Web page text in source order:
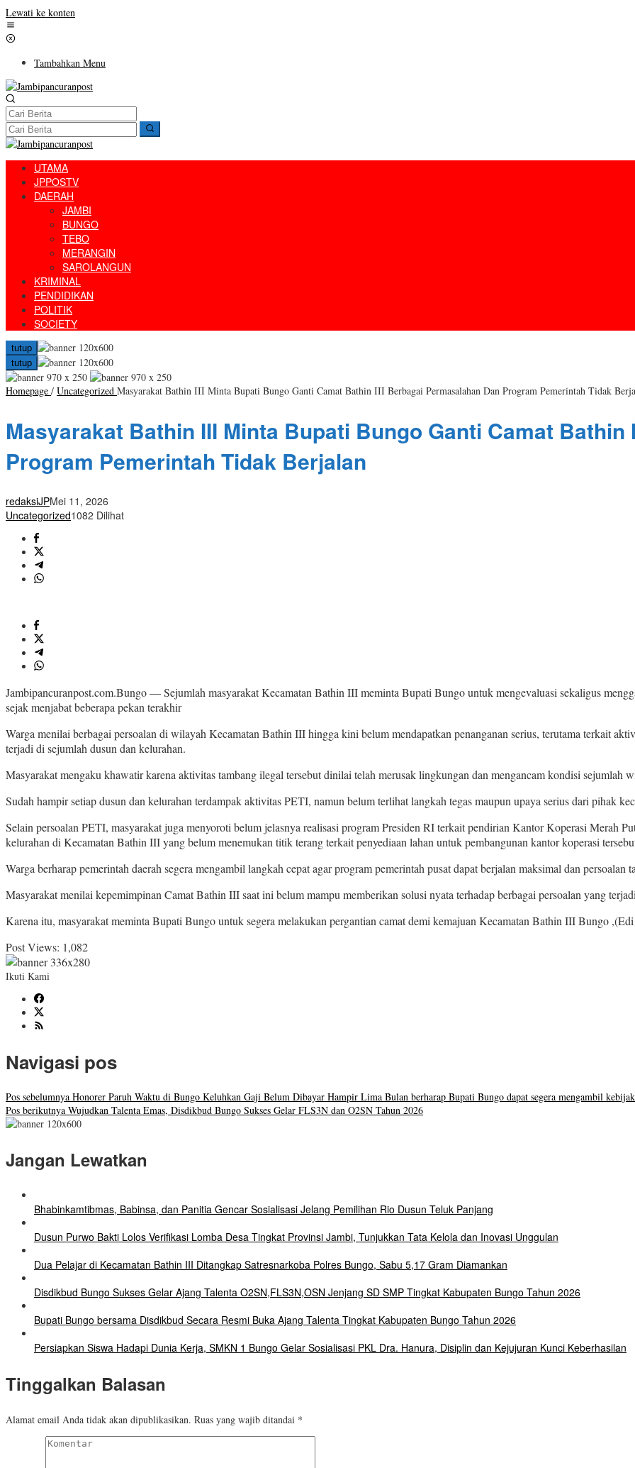
Lewati ke konten
Tambahkan Menu
UTAMA
JPPOSTV
DAERAH
JAMBI
BUNGO
TEBO
MERANGIN
SAROLANGUN
KRIMINAL
PENDIDIKAN
POLITIK
SOCIETY
tutup
tutup
Homepage / Uncategorized Masyarakat Bathin III Minta Bupati Bungo Ganti Camat Bathin III Berbagai Permasalahan Dan Program Pemerintah Tidak
Masyarakat Bathin III Minta Bupati Bungo Ganti Camat
Program Pemerintah Tidak Berjalan
redaksiJPMei 11, 2026
Uncategorized1082 Dilihat
Jambipancuranpost.com.Bungo — Sejumlah masyarakat Kecamatan Bathin III meminta Bupati Bungo untuk mengevaluasi sekaligus
sejak menjabat beberapa pekan terakhir
Warga menilai berbagai persoalan di wilayah Kecamatan Bathin III hingga kini belum mendapatkan penanganan serius, terutama terkait
terjadi di sejumlah dusun dan kelurahan.
Masyarakat mengaku khawatir karena aktivitas tambang ilegal tersebut dinilai telah merusak lingkungan dan mengancam kondisi sejumlah
Sudah hampir setiap dusun dan kelurahan terdampak aktivitas PETI, namun belum terlihat langkah tegas maupun upaya serius dari pihak
Selain persoalan PETI, masyarakat juga menyoroti belum jelasnya realisasi program Presiden RI terkait pendirian Kantor Koperasi Merah
kelurahan di Kecamatan Bathin III yang belum menemukan titik terang terkait penyediaan lahan untuk pembangunan kantor koperasi
Warga berharap pemerintah daerah segera mengambil langkah cepat agar program pemerintah pusat dapat berjalan maksimal dan persoalan
Masyarakat menilai kepemimpinan Camat Bathin III saat ini belum mampu memberikan solusi nyata terhadap berbagai persoalan yang
Karena itu, masyarakat meminta Bupati Bungo untuk segera melakukan pergantian camat demi kemajuan Kecamatan Bathin III Bungo
Post Views: 1,082
Ikuti Kami
Navigasi pos
Pos sebelumnya Honorer Paruh Waktu di Bungo Keluhkan Gaji Belum Dibayar Hampir Lima Bulan berharap Bupati Bungo dapat segera mengambil
Pos berikutnya Wujudkan Talenta Emas, Disdikbud Bungo Sukses Gelar FLS3N dan O2SN Tahun 2026
Jangan Lewatkan
Bhabinkamtibmas, Babinsa, dan Panitia Gencar Sosialisasi Jelang Pemilihan Rio Dusun Teluk Panjang
Dusun Purwo Bakti Lolos Verifikasi Lomba Desa Tingkat Provinsi Jambi, Tunjukkan Tata Kelola dan Inovasi Unggulan
Dua Pelajar di Kecamatan Bathin III Ditangkap Satresnarkoba Polres Bungo, Sabu 5,17 Gram Diamankan
Disdikbud Bungo Sukses Gelar Ajang Talenta O2SN,FLS3N,OSN Jenjang SD SMP Tingkat Kabupaten Bungo Tahun 2026
Bupati Bungo bersama Disdikbud Secara Resmi Buka Ajang Talenta Tingkat Kabupaten Bungo Tahun 2026
Persiapkan Siswa Hadapi Dunia Kerja, SMKN 1 Bungo Gelar Sosialisasi PKL Dra. Hanura, Disiplin dan Kejujuran Kunci Keberhasilan
Tinggalkan Balasan
Alamat email Anda tidak akan dipublikasikan. Ruas yang wajib ditandai *